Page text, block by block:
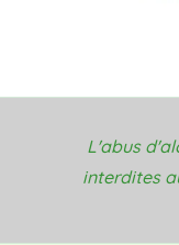
L'abus
interdites